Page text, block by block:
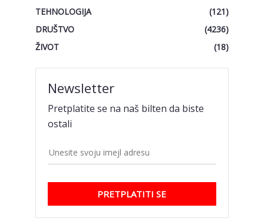
TEHNOLOGIJA
(121)
DRUŠTVO
(4236)
ŽIVOT
(18)
Newsletter
Pretplatite se na naš bilten da biste
ostali
PRETPLATITI SE